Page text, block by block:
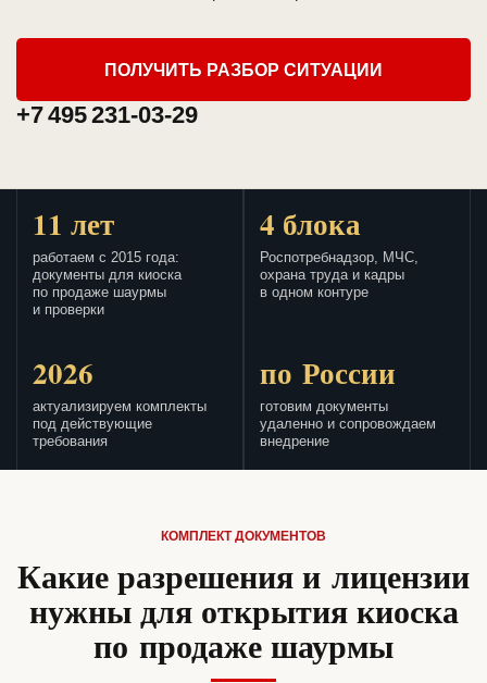
ПОЛУЧИТЬ РАЗБОР СИТУАЦИИ
+7 495 231-03-29
11 лет
работаем с 2015 года:
документы для киоска
по продаже шаурмы
и проверки
4 блока
Роспотребнадзор, МЧС,
охрана труда и кадры
в одном контуре
2026
актуализируем комплекты
под действующие
требования
по России
готовим документы
удаленно и сопровождаем
внедрение
КОМПЛЕКТ ДОКУМЕНТОВ
Какие разрешения и лицензии
нужны для открытия киоска
по продаже шаурмы